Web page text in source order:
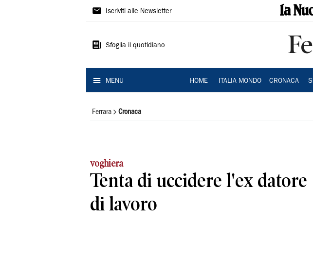
La
Ferrara
Iscriviti alle Newsletter
Sfoglia il quotidiano
MENU HOME ITALIA MONDO CRONACA
Ferrara Cronaca
voghiera
Tenta di uccidere l'ex datore
di lavoro